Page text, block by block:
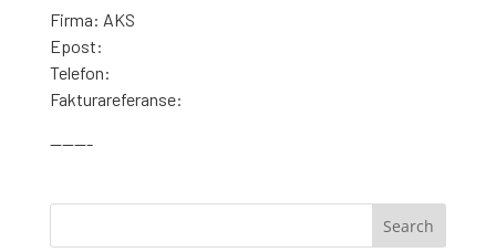
Firma: AKS
Epost:
Telefon:
Fakturareferanse:
———-